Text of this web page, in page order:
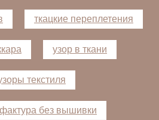
ткацкие переплетения
узор в ткани
текстиля
фактура без вышивки